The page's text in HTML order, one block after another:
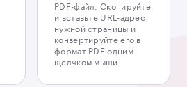
PDF-файл. Скопируйте
и вставьте URL-адрес
нужной страницы и
конвертируйте его в
формат PDF одним
щелчком мыши.